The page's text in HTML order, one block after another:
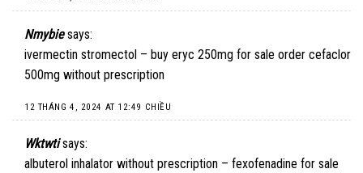
Nmybie says:
ivermectin stromectol – buy eryc 250mg for sale order cefaclor
500mg without prescription
12 THÁNG 4, 2024 AT 12:49 CHIỀU
Wktwti says:
albuterol inhalator without prescription – fexofenadine for sale